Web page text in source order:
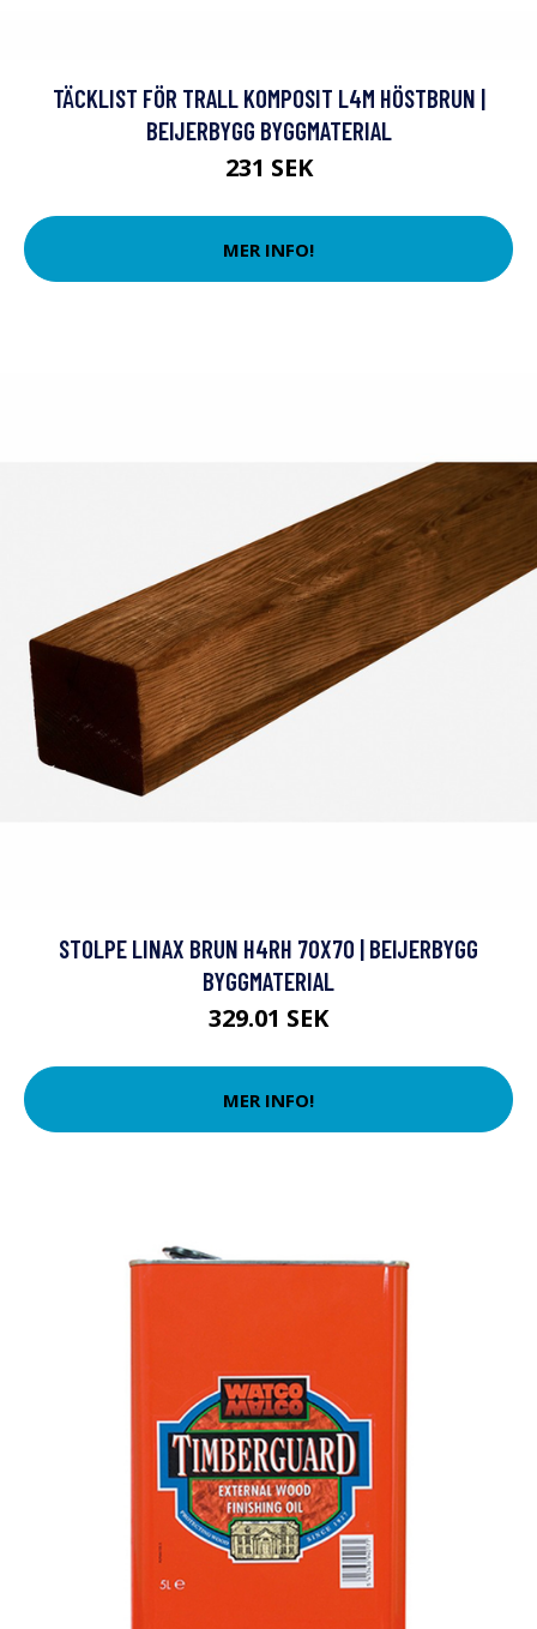
TÄCKLIST FÖR TRALL KOMPOSIT L4M HÖSTBRUN |
BEIJERBYGG BYGGMATERIAL
231 SEK
MER INFO!
STOLPE LINAX BRUN H4RH 70X70 | BEIJERBYGG
BYGGMATERIAL
329.01 SEK
MER INFO!